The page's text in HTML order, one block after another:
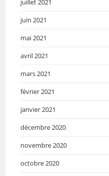
juillet 2021
juin 2021
mai 2021
avril 2021
mars 2021
février 2021
janvier 2021
décembre 2020
novembre 2020
octobre 2020